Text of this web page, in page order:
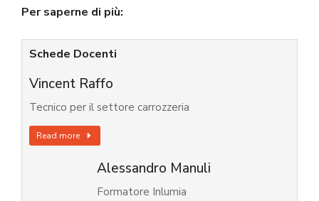
Per saperne di più:
Schede Docenti
Vincent Raffo
Tecnico per il settore carrozzeria
Read more
Alessandro Manuli
Formatore Inlumia